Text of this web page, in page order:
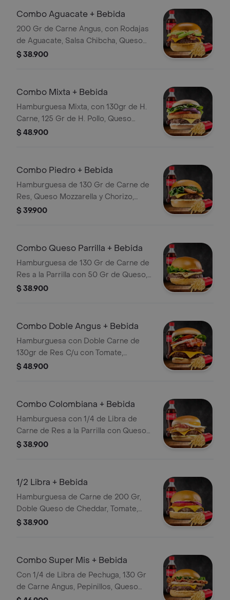
Combo Aguacate + Bebida
200 Gr de Carne Angus, con Rodajas
de Aguacate, Salsa Chibcha, Queso
Cheddar, Tocineta Crocante, Papas y
$ 38.900
Combo Mixta + Bebida
Hamburguesa Mixta, con 130gr de H.
Carne, 125 Gr de H. Pollo, Queso
Cheddar, Tomate, Lechuga, Cebolla
$ 48.900
Combo Piedro + Bebida
Hamburguesa de 130 Gr de Carne de
Res, Queso Mozzarella y Chorizo,
Salsas, Bebida, Chimichurri y
$ 39.900
Combo Queso Parrilla + Bebida
Hamburguesa de 130 Gr de Carne de
Res a la Parrilla con 50 Gr de Queso,
Tomate, Lechuga, Guarnición a
$ 38.900
Combo Doble Angus + Bebida
Hamburguesa con Doble Carne de
130gr de Res C/u con Tomate,
Cebolla, Lechuga, Queso Cheddar,
$ 48.900
Combo Colombiana + Bebida
Hamburguesa con 1/4 de Libra de
Carne de Res a la Parrilla con Queso
Mozzarella, Huevo Frito, Tocineta y
$ 38.900
1/2 Libra + Bebida
Hamburguesa de Carne de 200 Gr,
Doble Queso de Cheddar, Tomate,
Cebolla, Papas y Bebida
$ 38.900
Combo Super Mis + Bebida
Con 1/4 de Libra de Pechuga, 130 Gr
de Carne Angus, Pepinillos, Queso